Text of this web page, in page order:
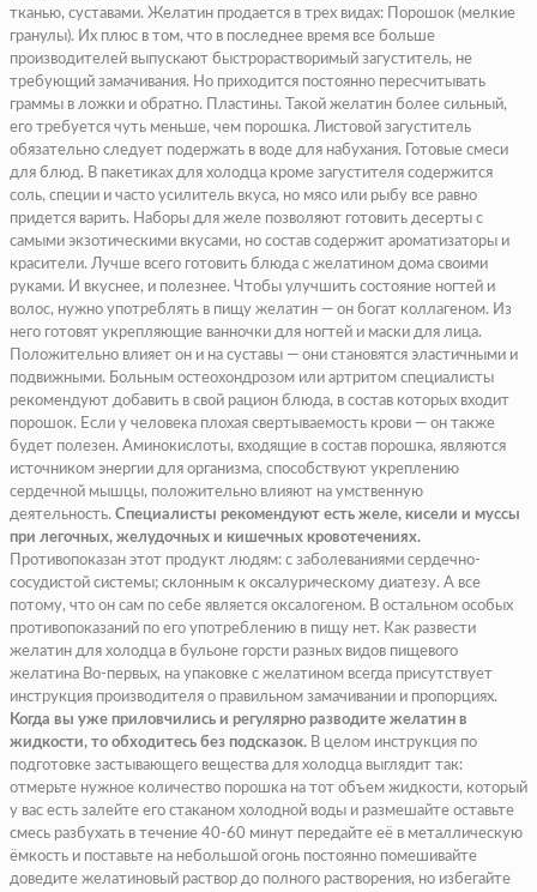
тканью, суставами. Желатин продается в трех видах:
Порошок (мелкие
гранулы). Их плюс в том, что в последнее время все больше
производителей выпускают быстрорастворимый загуститель, не
требующий замачивания. Но приходится постоянно пересчитывать
граммы в ложки и обратно.
Пластины.
Такой желатин более сильный,
его требуется чуть меньше, чем порошка. Листовой загуститель
обязательно следует подержать в воде для набухания.
Готовые смеси
для блюд. В пакетиках для холодца кроме загустителя содержится
соль, специи и часто усилитель вкуса, но мясо или рыбу все равно
придется варить. Наборы для желе позволяют готовить десерты с
самыми экзотическими вкусами, но состав содержит ароматизаторы и
красители. Лучше всего готовить блюда с желатином дома своими
руками. И вкуснее, и полезнее. Чтобы улучшить состояние ногтей и
волос, нужно употреблять в пищу желатин — он богат коллагеном. Из
него готовят укрепляющие ванночки для ногтей и маски для лица.
Положительно влияет он и на суставы — они становятся эластичными и
подвижными. Больным остеохондрозом или артритом специалисты
рекомендуют добавить в свой рацион блюда, в состав которых входит
порошок. Если у человека плохая свертываемость крови — он также
будет полезен. Аминокислоты, входящие в состав порошка, являются
источником энергии для организма, способствуют укреплению
сердечной мышцы, положительно влияют на умственную
деятельность. Специалисты рекомендуют есть желе, кисели и муссы
при легочных, желудочных и кишечных кровотечениях.
Противопоказан этот продукт людям: с заболеваниями сердечно-
сосудистой системы; склонным к оксалурическому диатезу. А все
потому, что он сам по себе является оксалогеном. В остальном особых
противопоказаний по его употреблению в пищу нет. Как развести
желатин для холодца в бульоне горсти разных видов пищевого
желатина Во-первых, на упаковке с желатином всегда присутствует
инструкция производителя о правильном замачивании и пропорциях.
Когда вы уже приловчились и регулярно разводите желатин в
жидкости, то обходитесь без подсказок. В целом инструкция по
подготовке застывающего вещества для холодца выглядит так:
отмерьте нужное количество порошка на тот объем жидкости, который
у вас есть залейте его стаканом холодной воды и размешайте оставьте
смесь разбухать в течение 40-60 минут передайте её в металлическую
ёмкость и поставьте на небольшой огонь постоянно помешивайте
доведите желатиновый раствор до полного растворения, но избегайте